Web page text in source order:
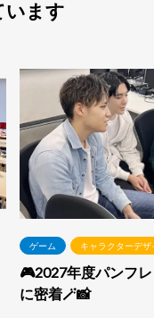
います
ゲーム キャラクターデ
🎮2027年度パンフ
に密着🪄📸